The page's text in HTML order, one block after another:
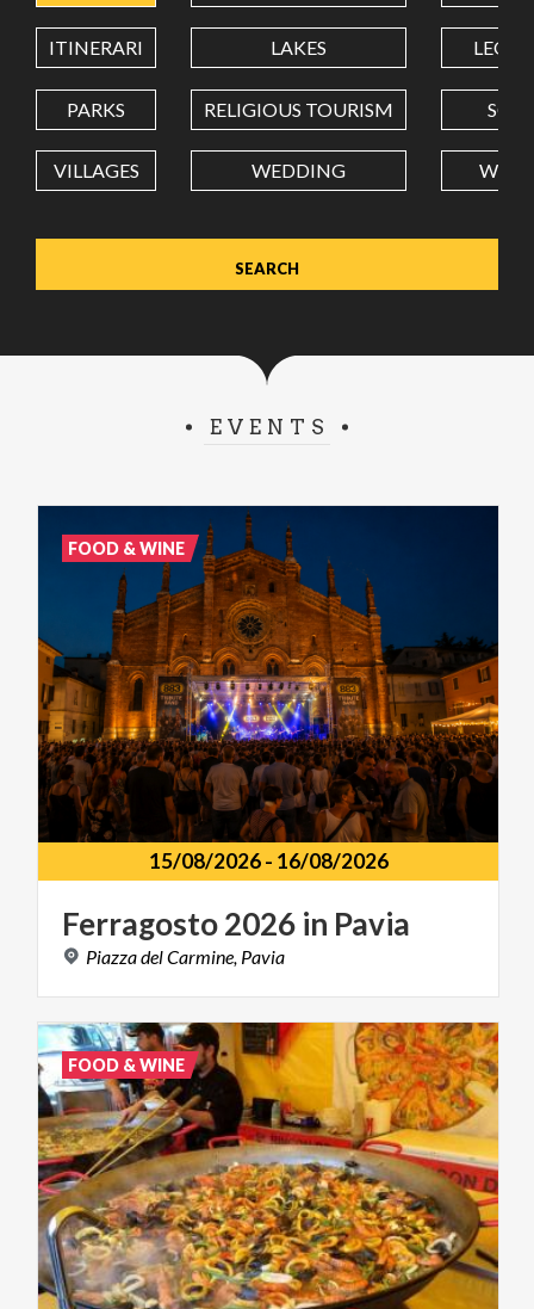
LONGITUDE
Value in decimal degrees. Use dot (.) as decimal separator.
ITINERARI LAKES
PARKS RELIGIOUS TOURISM
VILLAGES WEDDING
EVENTS
15/08/2026- 16/08/2026
Ferragosto2026 in Pavia
PiazzadelCarmine, Pavia
FOOD & WINE
FOOD & WINE